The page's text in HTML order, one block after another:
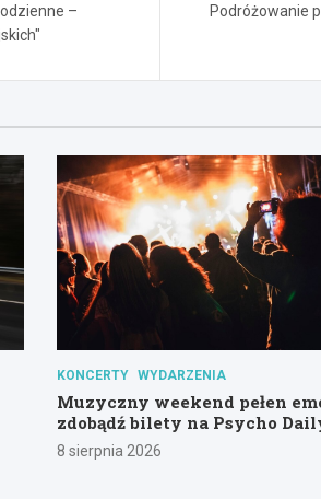
–
Podróżowanie
KONCERTY WYDARZENIA
Muzyczny weekend pełen
zdobądź bilety na Psycho
Alternatywny Las!
8 sierpnia 2026